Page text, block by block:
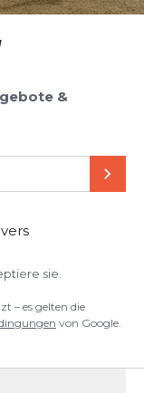
&
sie.
– es gelten die
von Google.